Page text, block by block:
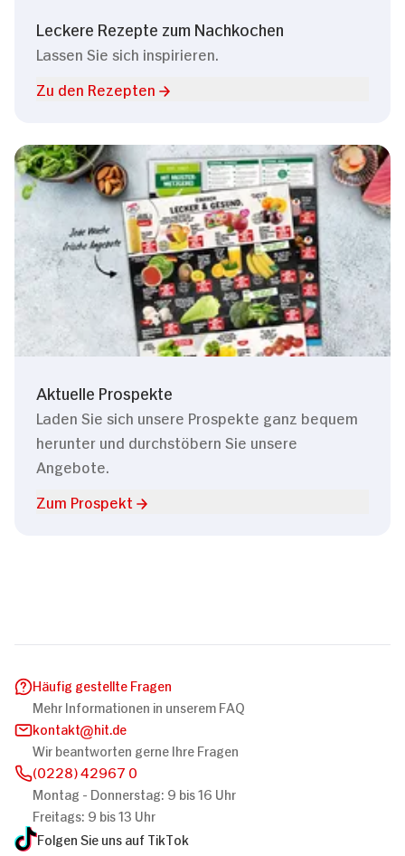
Leckere Rezepte zum Nachkochen
Lassen Sie sich inspirieren.
Zu den Rezepten
Aktuelle Prospekte
Laden Sie sich unsere Prospekte ganz bequem
herunter und durchstöbern Sie unsere
Angebote.
Zum Prospekt
Häufig gestellte Fragen
Mehr Informationen in unserem FAQ
kontakt
hit.de
Wir beantworten gerne Ihre Fragen
(0228) 42967 0
Montag - Donnerstag: 9 bis 16 Uhr
Freitags: 9 bis 13 Uhr
Folgen Sie uns auf TikTok